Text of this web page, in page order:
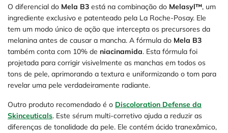
O diferencial do Mela B3 está na combinação do Melasyl™, um
ingrediente exclusivo e patenteado pela La Roche-Posay. Ele
tem um modo único de ação que intercepta os precursores da
melanina antes de causar a mancha. A fórmula do Mela B3
também conta com 10% de niacinamida. Esta fórmula foi
projetada para corrigir visivelmente as manchas em todos os
tons de pele, aprimorando a textura e uniformizando o tom para
revelar uma pele verdadeiramente radiante.
Outro produto recomendado é o Discoloration Defense da
Skinceuticals. Este sérum multi-corretivo ajuda a reduzir as
diferenças de tonalidade da pele. Ele contém ácido tranexâmico,